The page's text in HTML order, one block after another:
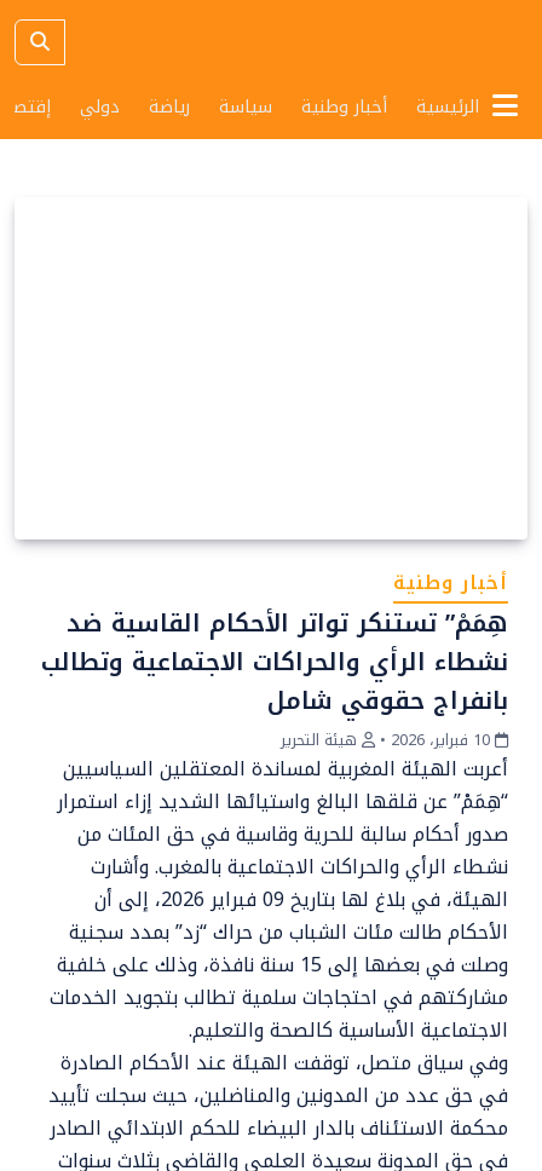
الرئيسية أخبار وطنية سياسة رياضة دولي
أخبار وطنية
هِمَمْ” تستنكر تواتر الأحكام القاسية ضد
نشطاء الرأي والحراكات الاجتماعية وتطالب
بانفراج حقوقي شامل
• هيئة التحرير
أعربت الهيئة المغربية لمساندة المعتقلين السياسيين
“هِمَمْ” عن قلقها البالغ واستيائها الشديد إزاء استمرار
صدور أحكام سالبة للحرية وقاسية في حق المئات من
نشطاء الرأي والحراكات الاجتماعية بالمغرب. وأشارت
الهيئة، في بلاغ لها بتاريخ 09 فبراير 2026، إلى أن
الأحكام طالت مئات الشباب من حراك “زد” بمدد سجنية
وصلت في بعضها إلى 15 سنة نافذة، وذلك على خلفية
مشاركتهم في احتجاجات سلمية تطالب بتجويد الخدمات
الاجتماعية الأساسية كالصحة والتعليم.
وفي سياق متصل، توقفت الهيئة عند الأحكام الصادرة
في حق عدد من المدونين والمناضلين، حيث سجلت تأييد
محكمة الاستئناف بالدار البيضاء للحكم الابتدائي الصادر
في حق المدونة سعيدة العلمي والقاضي بثلاث سنوات